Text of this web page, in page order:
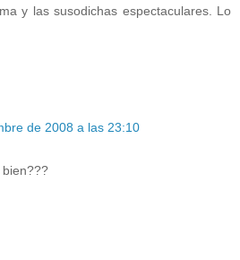
y las susodichas espectaculares. Lo
de 2008 a las 23:10